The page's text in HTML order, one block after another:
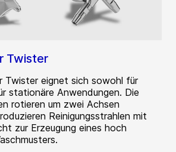
Twister
Twister eignet sich sowohl für
stationäre Anwendungen. Die
rotieren um zwei Achsen
Reinigungsstrahlen mit
zur Erzeugung eines hoch